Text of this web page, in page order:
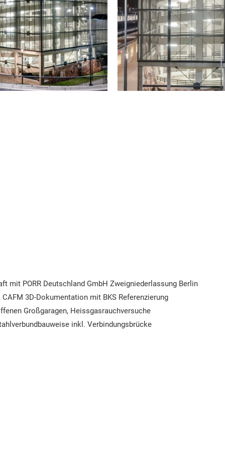
mit PORR Deutschland GmbH Zweigniederlassung Berlin
3D-Dokumentation mit BKS Referenzierung
Großgaragen, Heissgasrauchversuche
inkl. Verbindungsbrücke